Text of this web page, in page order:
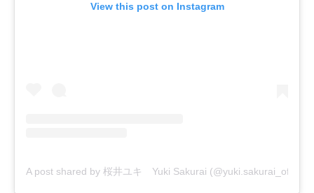
View this post on Instagram
A post shared by 桜井ユキ Yuki Sakurai (@yuki.sakurai_official)